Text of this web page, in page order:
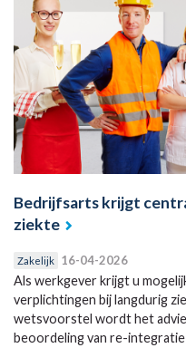
Bedrijfsarts krijgt
ziekte
Zakelijk 16-04-2026
Als werkgever krijgt u
verplichtingen bij langdurig
wetsvoorstel wordt het
beoordeling van re-